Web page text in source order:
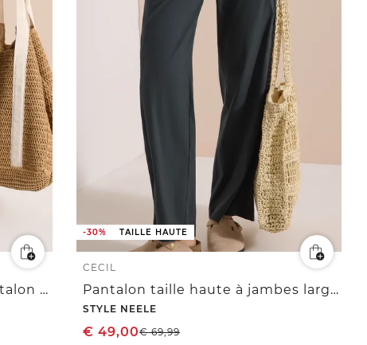
7/8 High Waist Wide Leg Pantalon Loose Fit
-30% TAILLE HAUTE
CECIL
Pantalon taille haute à jambes larges, coupe loose
STYLE NEELE
€ 49,00€69,99